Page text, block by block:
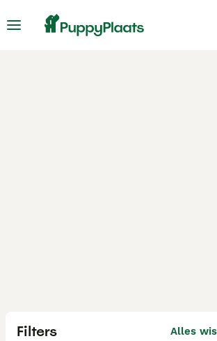
Filters Alles